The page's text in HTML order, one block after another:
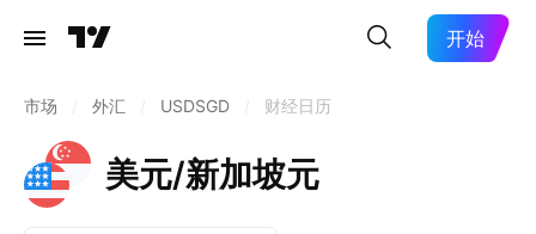
开始
市场 外汇 USDSGD 财经日历
美元/新加坡元